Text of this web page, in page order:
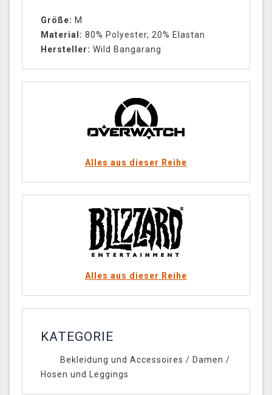
Größe: M
Material: 80% Polyester, 20% Elastan
Hersteller: Wild Bangarang
Alles aus dieser Reihe
Alles aus dieser Reihe
KATEGORIE
Bekleidung und Accessoires / Damen /
Hosen und Leggings